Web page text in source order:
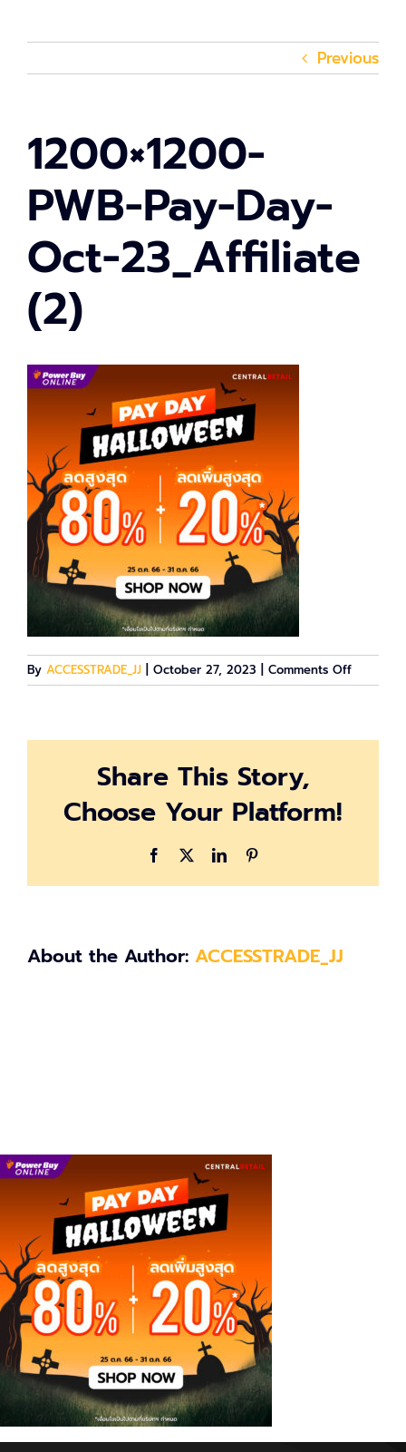
Previous
1200×1200-
PWB-Pay-Day-
Oct-23_Affiliate
(2)
By ACCESSTRADE_JJ October 27, 2023 Comments Offon
Share This Story,
Choose Your Platform!
Facebook LinkedIn
About the Author: ACCESSTRADE_JJ